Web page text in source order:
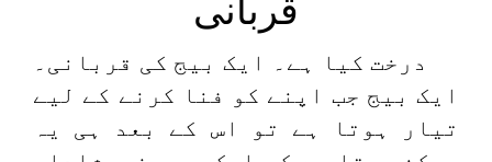
قربانی
درخت کیا ہے۔ ایک بیج کی قربانی۔
ایک بیج جب اپنے کو فنا کرنے کے لیے
تیار ہوتا ہے تو اس کے بعد ہی یہ